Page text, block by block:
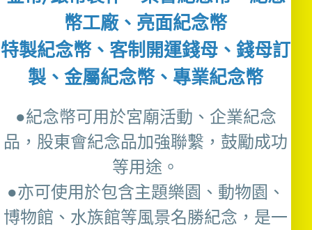
幣工廠、亮面紀念幣
特製紀念幣、客制開運錢母、錢母訂
製、金屬紀念幣、專業紀念幣
●紀念幣可用於宮廟活動、企業紀念
品，股東會紀念品加強聯繫，鼓勵成功
等用途。
●亦可使用於包含主題樂園、動物園、
博物館、水族館等風景名勝紀念，是一